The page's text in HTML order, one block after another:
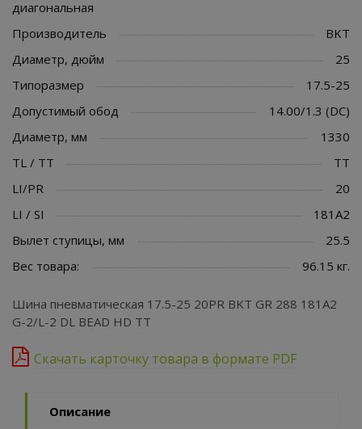
диагональная
Производитель
BKT
Диаметр, дюйм
25
Типоразмер
17.5-25
Допустимый обод
14.00/1.3 (DC)
Диаметр, мм
1330
TL / TT
TT
LI/PR
20
LI / SI
181A2
Вылет ступицы, мм
25.5
Вес товара:
96.15 кг.
Шина пневматическая 17.5-25 20PR BKT GR 288 181A2
G-2/L-2 DL BEAD HD TT
Скачать карточку товара в формате PDF
Описание